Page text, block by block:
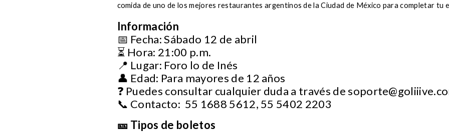
comida de uno de los mejores restaurantes argentinos de la Ciudad de México para completar tu
Información
📅 Fecha: Sábado 12 de abril
⏳ Hora: 21:00 p.m.
📍 Lugar: Foro lo de Inés
👤 Edad: Para mayores de 12 años
❓ Puedes consultar cualquier duda a través de
📞 Contacto: 55 1688 5612, 55 5402 2203
🎫 Tipos de boletos